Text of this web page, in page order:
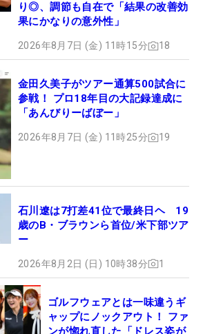
り◎、調節も自在で「結果の改善効
果にかなりの意外性」
2026年8月7日 (金) 11時15分 18
金田久美子がツアー通算500試合に
参戦！ プロ18年目の大記録達成に
「あんびりーばぼー」
2026年8月7日 (金) 11時25分 19
石川遼は7打差41位で最終日ヘ 19
歳のB・ブラウンら首位/米下部ツア
ー
2026年8月2日 (日) 10時38分 1
ゴルフウェアとは一味違うギ
ャップにノックアウト！ ファ
ンが惚れ直した「ドレス姿が